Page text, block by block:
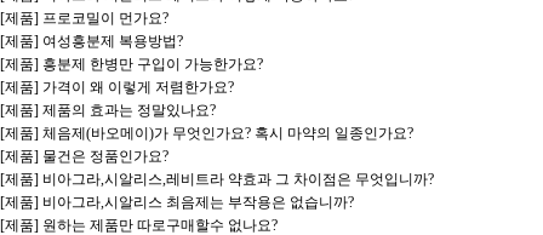
[제품] 프로코밀이 먼가요?
[제품] 여성흥분제 복용방법?
[제품] 흥분제 한병만 구입이 가능한가요?
[제품] 가격이 왜 이렇게 저렴한가요?
[제품] 제품의 효과는 정말있나요?
[제품] 체음제(바오메이)가 무엇인가요? 혹시 마약의 일종인가요?
[제품] 물건은 정품인가요?
[제품] 비아그라,시알리스,레비트라 약효과 그 차이점은 무엇입니까?
[제품] 비아그라,시알리스 최음제는 부작용은 없습니까?
[제품] 원하는 제품만 따로구매할수 없나요?